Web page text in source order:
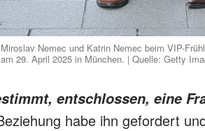
Miroslav Nemec und Katrin Nemec beim VIP-
am 29. April 2025 in München. | Quelle: Getty
entschlossen, eine
habe ihn gefordert